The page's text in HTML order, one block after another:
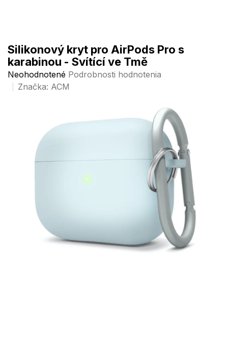
Silikonový kryt pro AirPods Pro s
karabinou - Svítící ve Tmě
Priemerné
hodnotenie
hviezdičiek.
Neohodnotené Podrobnosti hodnotenia
Značka: ACM